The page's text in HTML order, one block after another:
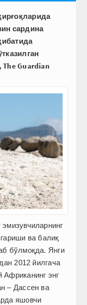
сардина
The Guardian
ва балиқ
бўлмоқда. Янги
2012 йилгача
энг
– Дассен ва
яшовчи